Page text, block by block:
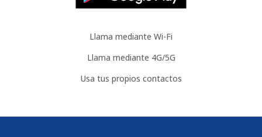
Llama mediante Wi-Fi
Llama mediante 4G/5G
Usa tus propios contactos